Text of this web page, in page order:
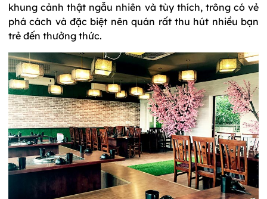
khung cảnh thật ngẫu nhiên và tùy thích, trông có vẻ
phá cách và đặc biệt nên quán rất thu hút nhiều bạn
trẻ đến thưởng thức.